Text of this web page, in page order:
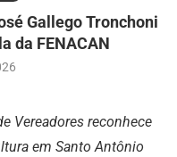
Gallego Tronchoni
da FENACAN
Vereadores reconhece
em Santo Antônio